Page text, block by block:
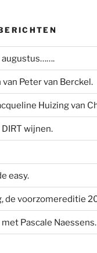
augustus…….
van Peter van Berckel.
Huizing van
wijnen.
easy.
de voorzomereditie
Pascale Naessens.